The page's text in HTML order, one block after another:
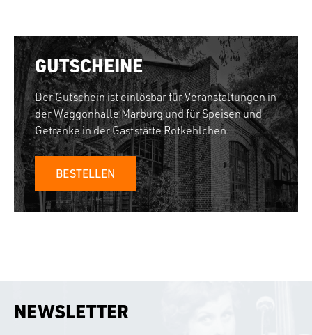
GUTSCHEINE
Der Gutschein ist einlösbar für Veranstaltungen in
der Waggonhalle Marburg und für Speisen und
Getränke in der Gaststätte Rotkehlchen.
BESTELLEN
NEWSLETTER